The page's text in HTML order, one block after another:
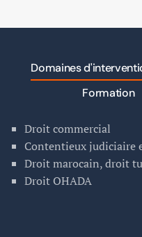
Domaines
Formation
Droit commercial
Contentieux judiciaire
Droit marocain, droit
Droit OHADA